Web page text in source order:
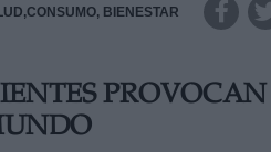
BIENESTAR